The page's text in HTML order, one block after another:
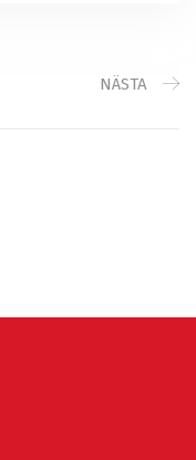
NÄSTA